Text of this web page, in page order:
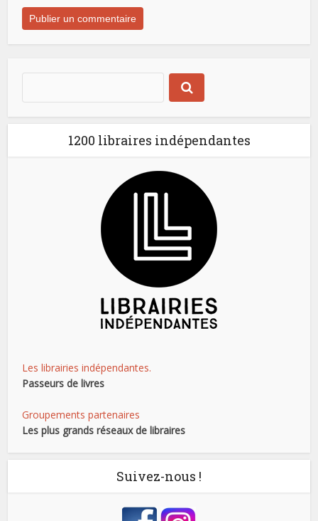
1200 libraires indépendantes
Les librairies indépendantes.
Passeurs de livres
Groupements partenaires
Les plus grands réseaux de libraires
Suivez-nous !